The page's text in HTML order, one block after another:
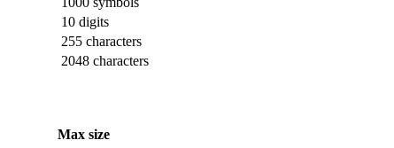
10 digits
255 characters
2048 characters
Max size